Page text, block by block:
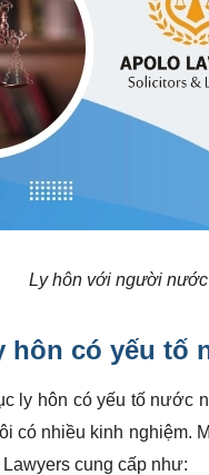
Ly hôn với người
hôn có yếu tố
ly hôn có yếu tố nước
có nhiều kinh nghiệm.
cung cấp như: